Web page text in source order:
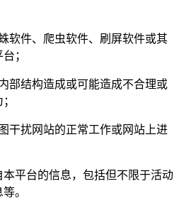
软件、爬虫软件、刷屏软件或其
；
部结构造成或可能造成不合理或
干扰网站的正常工作或网站上进
本平台的信息，包括但不限于活动
。